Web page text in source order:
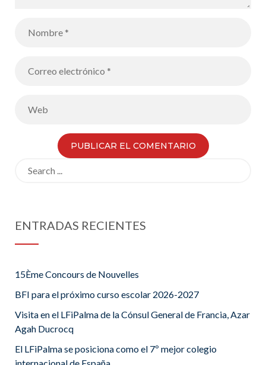
ENTRADAS RECIENTES
15Ème Concours de Nouvelles
BFI para el próximo curso escolar 2026-2027
Visita en el LFiPalma de la Cónsul General de Francia, Azar
Agah Ducrocq
El LFiPalma se posiciona como el 7º mejor colegio